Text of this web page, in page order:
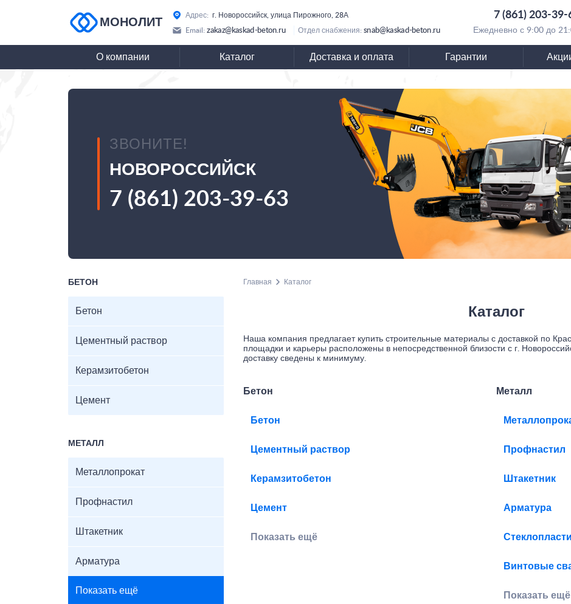
МОНОЛИТ
Адрес: г. Новороссийск, улица Пирожного, 28А 7 (861) 203-39-
Email: zakaz@kaskad-beton.ru Отдел снабжения: snab@kaskad-beton.ru Ежедневно с 9:00 до
О компании Каталог Доставка и оплата Гарантии
ЗВОНИТЕ!
НОВОРОССИЙСК
7 (861) 203-39-63
БЕТОН
Бетон
Цементный раствор
Керамзитобетон
Цемент
МЕТАЛЛ
Металлопрокат
Профнастил
Штакетник
Арматура
Показать ещё
Главная Каталог
Каталог
Наша компания предлагает купить строительные материалы с доставкой по
площадки и карьеры расположены в непосредственной близости с г.
доставку сведены к минимуму.
Бетон
Бетон
Цементный раствор
Керамзитобетон
Цемент
Показать ещё
Металл
Профнастил
Штакетник
Арматура
Винтовые
Показать ещё